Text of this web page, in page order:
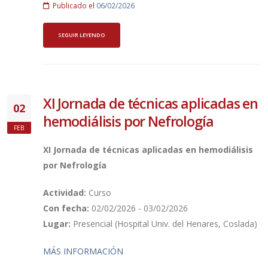
Publicado el 06/02/2026
SEGUIR LEYENDO
02
FEB
XI Jornada de técnicas aplicadas en
hemodiálisis por Nefrología
XI Jornada de técnicas aplicadas en hemodiálisis
por Nefrología
Actividad: Curso
Con fecha: 02/02/2026 - 03/02/2026
Lugar: Presencial (Hospital Univ. del Henares, Coslada)
MÁS INFORMACIÓN